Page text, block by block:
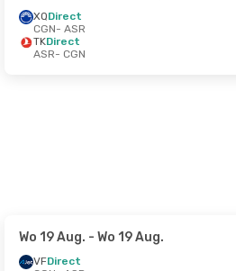
XQDirect
CGN- ASR
TKDirect
ASR- CGN
Wo 19 Aug. - Wo 19 Aug.
VFDirect